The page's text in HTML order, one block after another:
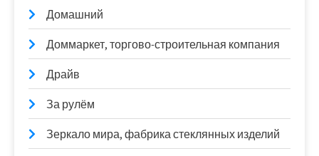
Домашний
Доммаркет, торгово-строительная компания
Драйв
За рулём
Зеркало мира, фабрика стеклянных изделий